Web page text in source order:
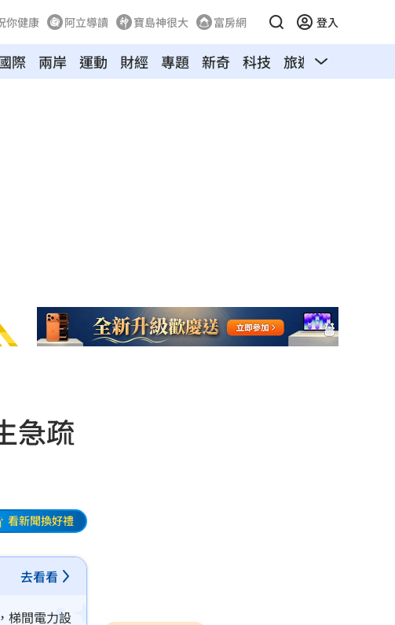
你健康 阿立導讀 寶島神很大 富房網 登入
際 兩岸 運動 財經 專題 新奇 科技 旅遊 汽車
急疏
看新聞換好禮
去看看
梯間電力設